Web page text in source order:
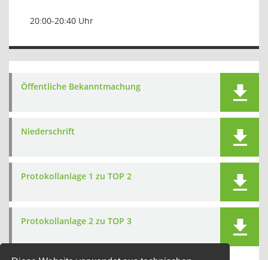
20:00-20:40 Uhr
Öffentliche Bekanntmachung
Niederschrift
Protokollanlage 1 zu TOP 2
Protokollanlage 2 zu TOP 3